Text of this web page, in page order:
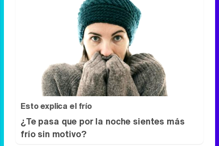
¿De verdad hacen esto?
Costumbres que rompen todos los
esquemas